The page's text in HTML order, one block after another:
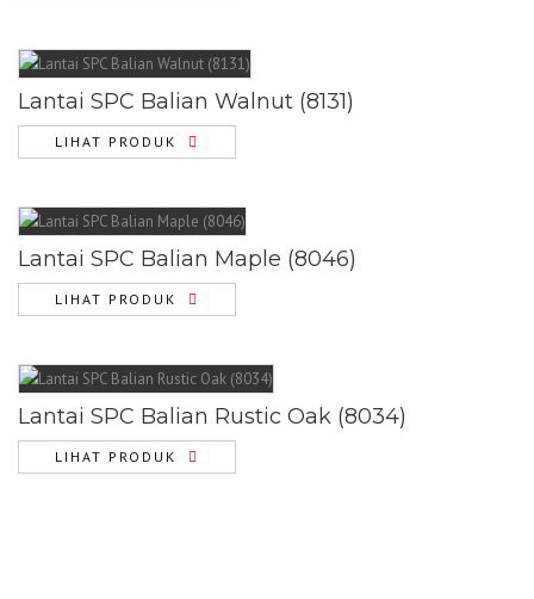
Lantai SPC Balian Walnut (8131)
LIHAT PRODUK
Lantai SPC Balian Maple (8046)
LIHAT PRODUK
Lantai SPC Balian Rustic Oak (8034)
LIHAT PRODUK